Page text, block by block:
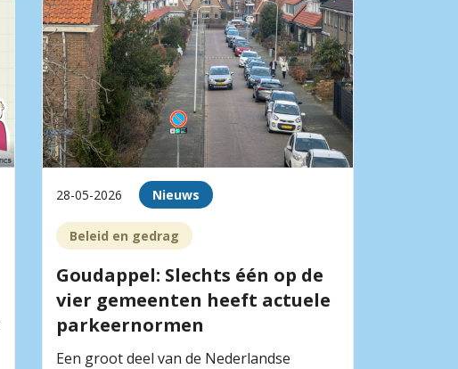
28-05-2026 Nieuws
Beleid en gedrag
Goudappel: Slechts één op de
vier gemeenten heeft actuele
parkeernormen
Een groot deel van de Nederlandse